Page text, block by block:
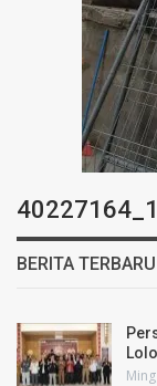
BERITA TERBARU